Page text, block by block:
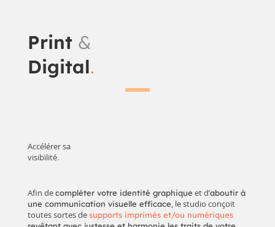
Afin decompléter votre identité graphique et d’aboutir à
une communication visuelle efficace, le studio conçoit
toutes sortes desupports imprimés et/ou numériques
Print &
Digital.
Accélérer sa
visibilité.